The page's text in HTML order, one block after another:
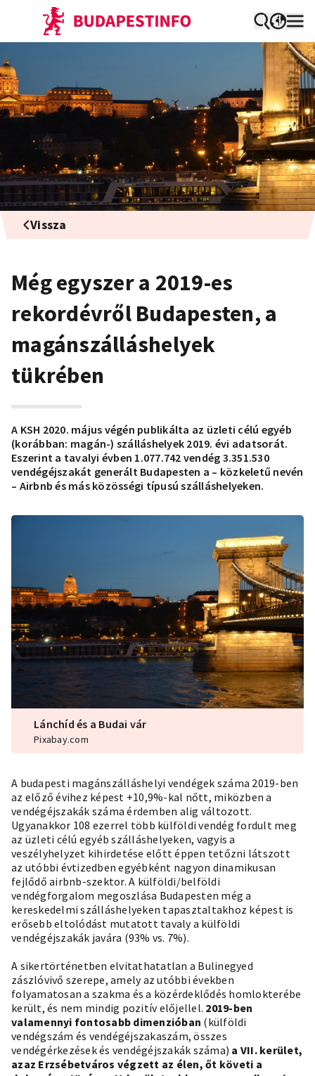
Vissza
Még egyszer a 2019-es
rekordévről Budapesten, a
magánszálláshelyek
tükrében
A KSH 2020. május végén publikálta az üzleti célú egyéb
(korábban: magán-) szálláshelyek 2019. évi adatsorát.
Eszerint a tavalyi évben 1.077.742 vendég 3.351.530
vendégéjszakát generált Budapesten a – közkeletű nevén
– Airbnb és más közösségi típusú szálláshelyeken.
Lánchíd és a Budai vár
Pixabay.com
A budapesti magánszálláshelyi vendégek száma 2019-ben
az előző évihez képest +10,9%-kal nőtt, miközben a
vendégéjszakák száma érdemben alig változott.
Ugyanakkor 108 ezerrel több külföldi vendég fordult meg
az üzleti célú egyéb szálláshelyeken, vagyis a
veszélyhelyzet kihirdetése előtt éppen tetőzni látszott
az utóbbi évtizedben egyébként nagyon dinamikusan
fejlődő airbnb-szektor. A külföldi/belföldi
vendégforgalom megoszlása Budapesten még a
kereskedelmi szálláshelyeken tapasztaltakhoz képest is
erősebb eltolódást mutatott tavaly a külföldi
vendégéjszakák javára (93% vs. 7%).
A sikertörténetben elvitathatatlan a Bulinegyed
zászlóvivő szerepe, amely az utóbbi években
folyamatosana szakma és a közérdeklődés homlokterébe
került, és nem mindig pozitív előjellel. 2019-ben
valamennyi fontosabb dimenzióban (külföldi
vendégszám és vendégéjszakaszám, összes
vendégérkezések és vendégéjszakák száma) a VII. kerület,
azaz Erzsébetváros végzett az élen, őt követi a